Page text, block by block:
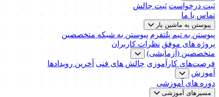
ثبت درخواست ثبت چالش
تماس با ما
پیوستن به ماشین یار
پیوستن به تیم پلتفرم پیوستن به شبکه متخصصین
پروژه های موفق نظرات کاربران
متخصصین (آزمایشی)
فرصت‌های کارآموزی چالش های فنی آخرین رویدادها
آموزش
دوره های آموزشی
مسیرهای آموزشی